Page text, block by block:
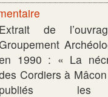
Extrait de
1990 : « La
Cordiers à
publiés